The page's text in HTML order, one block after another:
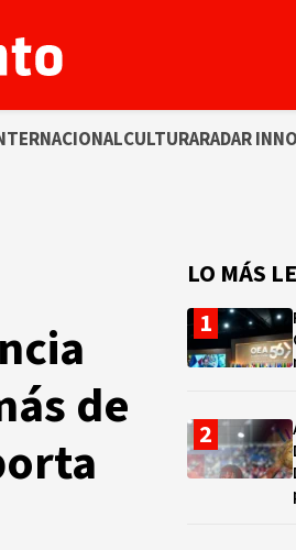
CULTURARADAR
de
LO MÁS